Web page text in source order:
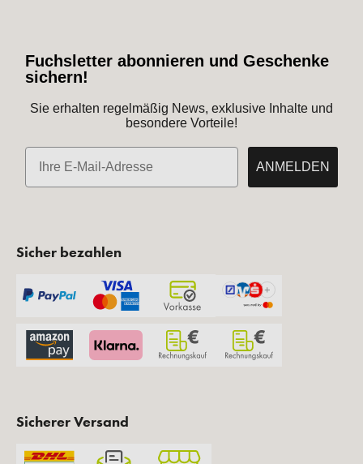
Fuchsletter abonnieren und Geschenke
sichern!
Sie erhalten regelmäßig News, exklusive Inhalte und
besondere Vorteile!
E-Mail
ANMELDEN
Sicher bezahlen
Sicherer Versand